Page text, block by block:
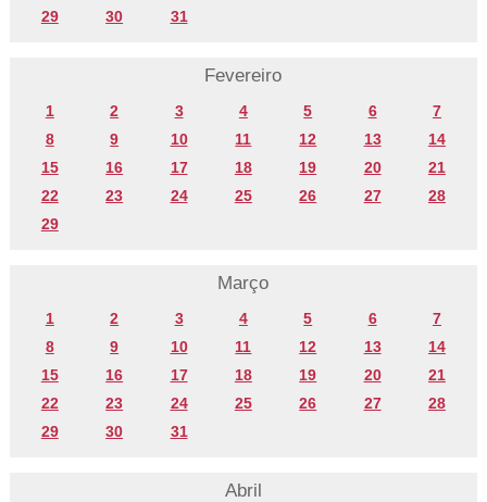
29
30 31
Fevereiro
1 2 3 4 5 6
7
8
9 10 11 12 13
14
15
16 17 18 19 20
21
22
23 24 25 26 27
28
29
Março
1 2 3 4 5 6
7
8
9 10 11 12 13
14
15
16 17 18 19 20
21
22
23 24 25 26 27
28
29
30 31
Abril